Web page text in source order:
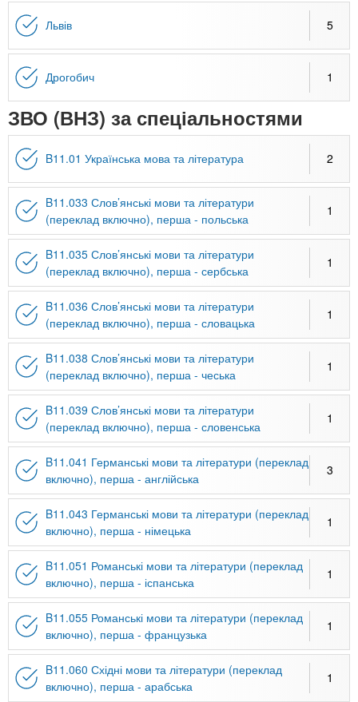
n
t
s
.
i
n
f
o
з
к
л
д
і
Онлайн курси
За кордоном
Львів 5
Дрогобич 1
ЗВО (ВНЗ) за спеціальностями
B11.01 Українська мова та література 2
B11.033 Слов’янські мови та літератури
(переклад включно), перша - польська
1
B11.035 Слов’янські мови та літератури
(переклад включно), перша - сербська
1
B11.036 Слов’янські мови та літератури
(переклад включно), перша - словацька
1
B11.038 Слов’янські мови та літератури
(переклад включно), перша - чеська
1
B11.039 Слов’янські мови та літератури
(переклад включно), перша - словенська
1
B11.041 Германські мови та літератури (переклад
включно), перша - англійська
3
B11.043 Германські мови та літератури (переклад
включно), перша - німецька
1
B11.051 Романські мови та літератури (переклад
включно), перша - іспанська
1
B11.055 Романські мови та літератури (переклад
включно), перша - французька
1
B11.060 Східні мови та літератури (переклад
включно), перша - арабська
1